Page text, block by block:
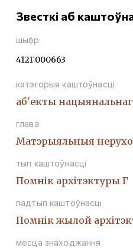
Звесткі аб
шыфр
412Г000663
катэгорыя каштоўнасці
аб'екты
глава
Матэрыяльныя
тып каштоўнасці
Помнiк архiтэктуры Г
падтып каштоўнасці
Помнiк жылой
месца знаходжання